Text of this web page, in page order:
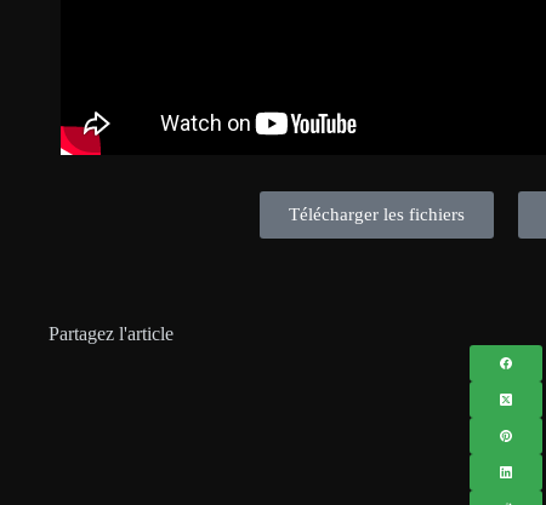
Télécharger les fichiers
Partagez l'article